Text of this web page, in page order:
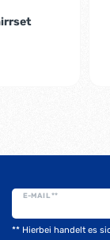
E-MAIL **
** Hierbei handelt es